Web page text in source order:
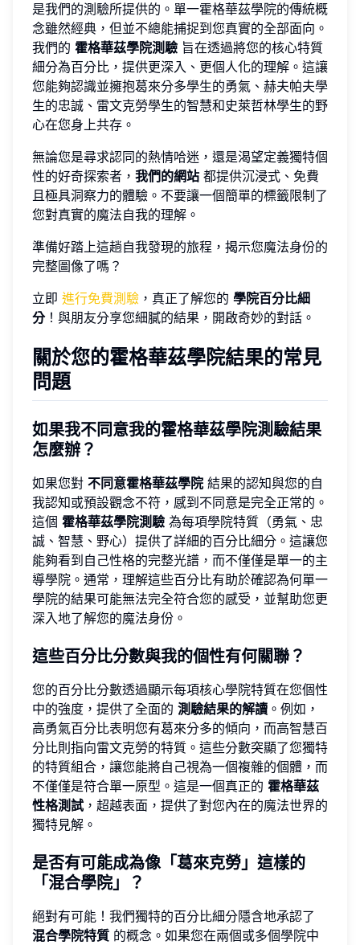
是我們的測驗所提供的。單一霍格華茲學院的傳統概
念雖然經典，但並不總能捕捉到您真實的全部面向。
我們的 霍格華茲學院測驗 旨在透過將您的核心特質
細分為百分比，提供更深入、更個人化的理解。這讓
您能夠認識並擁抱葛來分多學生的勇氣、赫夫帕夫學
生的忠誠、雷文克勞學生的智慧和史萊哲林學生的野
心在您身上共存。
無論您是尋求認同的熱情哈迷，還是渴望定義獨特個
性的好奇探索者， 我們的網站 都提供沉浸式、免費
且極具洞察力的體驗。不要讓一個簡單的標籤限制了
您對真實的魔法自我的理解。
準備好踏上這趟自我發現的旅程，揭示您魔法身份的
完整圖像了嗎？
立即 進行免費測驗 ，真正了解您的 學院百分比細
分！與朋友分享您細膩的結果，開啟奇妙的對話。
關於您的霍格華茲學院結果的常見
問題
如果我不同意我的霍格華茲學院測驗結果
怎麼辦？
如果您對 不同意霍格華茲學院 結果的認知與您的自
我認知或預設觀念不符，感到不同意是完全正常的。
這個 霍格華茲學院測驗 為每項學院特質（勇氣、忠
誠、智慧、野心）提供了詳細的百分比細分。這讓您
能夠看到自己性格的完整光譜，而不僅僅是單一的主
導學院。通常，理解這些百分比有助於確認為何單一
學院的結果可能無法完全符合您的感受，並幫助您更
深入地了解您的魔法身份。
這些百分比分數與我的個性有何關聯？
您的百分比分數透過顯示每項核心學院特質在您個性
中的強度，提供了全面的 測驗結果的解讀 。例如，
高勇氣百分比表明您有葛來分多的傾向，而高智慧百
分比則指向雷文克勞的特質。這些分數突顯了您獨特
的特質組合，讓您能將自己視為一個複雜的個體，而
不僅僅是符合單一原型。這是一個真正的 霍格華茲
性格測試，超越表面，提供了對您內在的魔法世界的
獨特見解。
是否有可能成為像「葛來克勞」這樣的
「混合學院」？
絕對有可能！我們獨特的百分比細分隱含地承認了
混合學院特質 的概念。如果您在兩個或多個學院中